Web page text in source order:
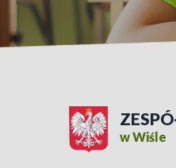
w Wiśle